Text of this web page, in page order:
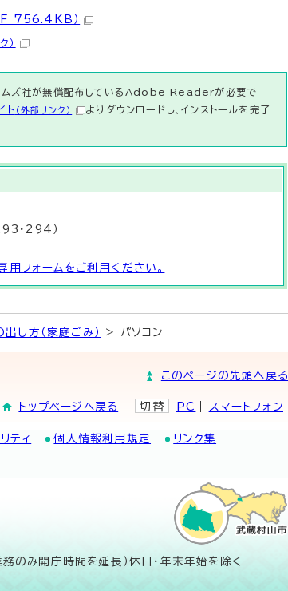
756.4KB）
）
ムズ社が無償配布しているAdobe Readerが必要で
ト （外部リンク）
よりダウンロードし、インストールを完了
・294）
フォームをご利用ください。
出し方（家庭ごみ） > パソコン
このページの先頭へ戻る
トップページへ戻る 切替 PC スマートフォン
ティ 個人情報利用規定 リンク集
み開庁時間を延長）休日・年末年始を除く